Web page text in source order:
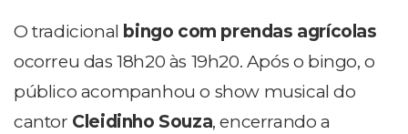
O tradicional bingo com prendas agrícolas
ocorreu das 18h20 às 19h20. Após o bingo, o
público acompanhou o show musical do
cantor Cleidinho Souza, encerrando a